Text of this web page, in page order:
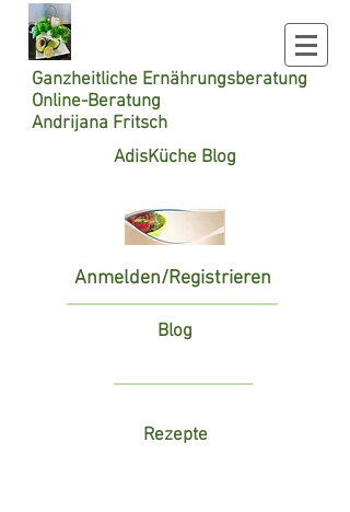
Ganzheitliche Ernährungsberatung
Online-Beratung
Andrijana Fritsch
AdisKüche Blog
Anmelden/Registrieren
Blog
Rezepte